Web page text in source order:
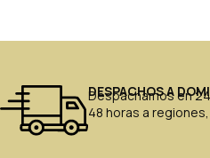
DESPACHOS A
Despachamos en
48 horas a